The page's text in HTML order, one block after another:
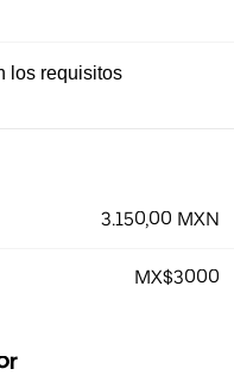
los requisitos
3.150,00 MXN
MX$3000